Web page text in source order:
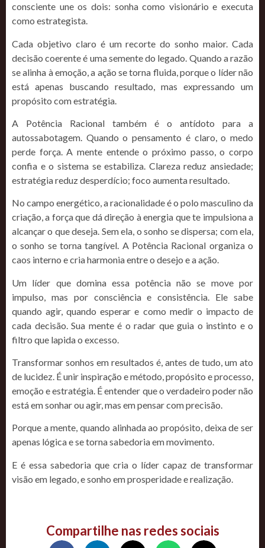
consciente une os dois: sonha como visionário e executa
como estrategista.
Cada objetivo claro é um recorte do sonho maior. Cada
decisão coerente é uma semente do legado. Quando a razão
se alinha à emoção, a ação se torna fluida, porque o líder não
está apenas buscando resultado, mas expressando um
propósito com estratégia.
A Potência Racional também é o antídoto para a
autossabotagem. Quando o pensamento é claro, o medo
perde força. A mente entende o próximo passo, o corpo
confia e o sistema se estabiliza. Clareza reduz ansiedade;
estratégia reduz desperdício; foco aumenta resultado.
No campo energético, a racionalidade é o polo masculino da
criação, a força que dá direção à energia que te impulsiona a
alcançar o que deseja. Sem ela, o sonho se dispersa; com ela,
o sonho se torna tangível. A Potência Racional organiza o
caos interno e cria harmonia entre o desejo e a ação.
Um líder que domina essa potência não se move por
impulso, mas por consciência e consistência. Ele sabe
quando agir, quando esperar e como medir o impacto de
cada decisão. Sua mente é o radar que guia o instinto e o
filtro que lapida o excesso.
Transformar sonhos em resultados é, antes de tudo, um ato
de lucidez. É unir inspiração e método, propósito e processo,
emoção e estratégia. É entender que o verdadeiro poder não
está em sonhar ou agir, mas em pensar com precisão.
Porque a mente, quando alinhada ao propósito, deixa de ser
apenas lógica e se torna sabedoria em movimento.
E é essa sabedoria que cria o líder capaz de transformar
visão em legado, e sonho em prosperidade e realização.
Compartilhe nas redes sociais